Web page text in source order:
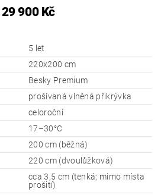
29 900 Kč
5 let
220x200 cm
Besky Premium
prošívaná vlněná přikrývka
celoroční
17–30°C
200 cm (běžná)
220 cm (dvoulůžková)
cca 3,5 cm (tenká; mimo místa
prošití)